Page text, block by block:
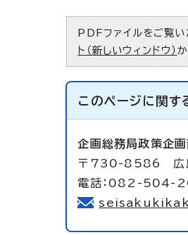
PDFファイルをご覧い
ト（新しいウィンドウ）
このページに関す
企画総務局政策企
〒730-8586 広島
電話：082-504-